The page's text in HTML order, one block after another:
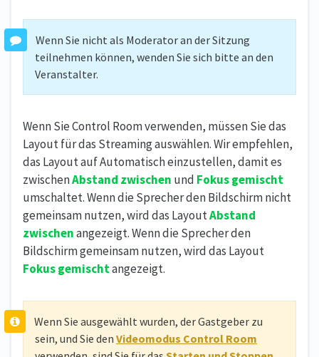
Wenn Sie nicht als Moderator an der Sitzung
teilnehmen können, wenden Sie sich bitte an den
Veranstalter.
Wenn Sie Control Room verwenden, müssen Sie das
Layout für das Streaming auswählen. Wir empfehlen,
das Layout auf Automatisch einzustellen, damit es
zwischenAbstand zwischen und Fokus gemischt
umschaltet. Wenn die Sprecher den Bildschirm nicht
gemeinsam nutzen, wird das LayoutAbstand
zwischenangezeigt. Wenn die Sprecher den
Bildschirm gemeinsam nutzen, wird das Layout
Fokus gemischtangezeigt.
Wenn Sie ausgewählt wurden, der Gastgeber zu
sein, und Sie den Videomodus Control Room